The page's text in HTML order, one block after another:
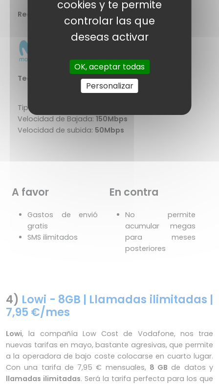
Red y cobertura
Tecnología
Tipo de conexión :
Velocidad de Bajada: 150Mbps
Velocidad de subida: 50Mbps
A favor
Gastos de envió
gratis
SMS ilimitados
En contra
No permite
acumular megas
para meses
posteriores
4) Lowi - 8GB | Llamadas ilimitadas |
7,95 €/mes
Lowi, la compañía Low Cost de Vodafone, nos trae
nuevas tarifas en mayo, bastante agresivas, que permite
a la operadora de bajo coste colocarse en cuarto lugar.
Con una tarifa de 7,95 € mensuales, 8 GB de datos y
llamadas ilimitadas. Será la tarifa perfecta para los que
cookies y te permite
controlar las que
deseas activar
OK, aceptar todas
Personalizar